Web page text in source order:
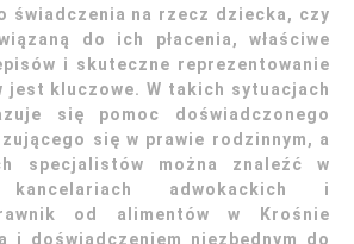
świadczenia na rzecz dziecka, czy
do ich płacenia, właściwe
i skuteczne reprezentowanie
jest kluczowe. W takich sytuacjach
się pomoc doświadczonego
się w prawie rodzinnym, a
specjalistów można znaleźć w
kancelariach adwokackich i
od alimentów w Krośnie
i doświadczeniem niezbędnym do